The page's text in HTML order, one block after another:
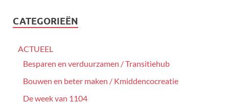
CATEGORIEËN
ACTUEEL
Besparen en verduurzamen / Transitiehub
Bouwen en beter maken / Kmiddencocreatie
De week van 1104